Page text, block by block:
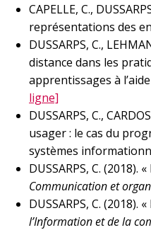
CAPELLE, C.,
représentations des
DUSSARPS, C.,
distance dans les
apprentissages à
ligne]
DUSSARPS, C.,
usager : le cas du
systèmes
DUSSARPS, C.
Communication et
DUSSARPS, C. (2018).
l’Information et de la